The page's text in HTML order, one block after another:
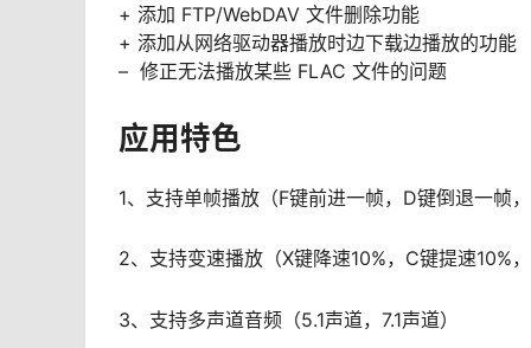
+ 添加 FTP/WebDAV 文件删除功能
+ 添加从网络驱动器播放时边下载边播放的功能
– 修正无法播放某些 FLAC 文件的问题
应用特色
1、支持单帧播放（F键前进一帧，D键倒退一帧
2、支持变速播放（X键降速10%，C键提速10%
3、支持多声道音频（5.1声道，7.1声道）